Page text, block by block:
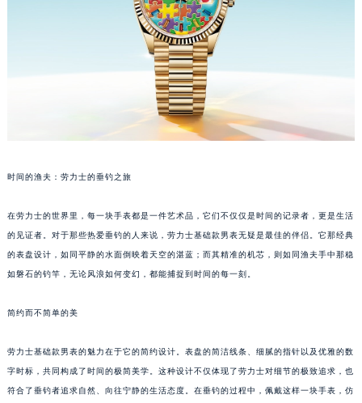
时间的渔夫：劳力士的垂钓之旅
在劳力士的世界里，每一块手表都是一件艺术品，它们不仅仅是时间的记录者，更是生活
的见证者。对于那些热爱垂钓的人来说，劳力士基础款男表无疑是最佳的伴侣。它那经典
的表盘设计，如同平静的水面倒映着天空的湛蓝；而其精准的机芯，则如同渔夫手中那稳
如磐石的钓竿，无论风浪如何变幻，都能捕捉到时间的每一刻。
简约而不简单的美
劳力士基础款男表的魅力在于它的简约设计。表盘的简洁线条、细腻的指针以及优雅的数
字时标，共同构成了时间的极简美学。这种设计不仅体现了劳力士对细节的极致追求，也
符合了垂钓者追求自然、向往宁静的生活态度。在垂钓的过程中，佩戴这样一块手表，仿